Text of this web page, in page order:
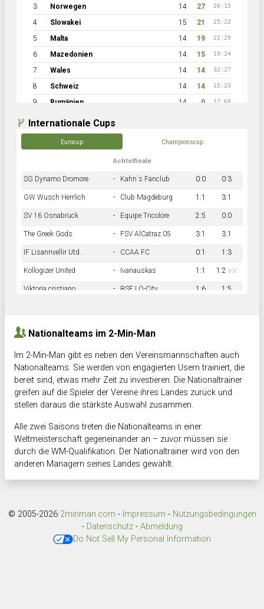
3 Norwegen 14 27 26:15
4 Slowakei 15 21 25:22
5 Malta 14 19 22:29
6 Mazedonien 14 15 19:24
7 Wales 14 14 32:27
8 Schweiz 14 14 15:23
9 Rumänien 14 0 12:60
Internationale Cups
Eurocup Championscup
Achtelfinale
SG Dynamo Dromore - Kahn´s Fanclub 0:0 0:3
GW Wusch Herrlich - Club Magdeburg 1:1 3:1
SV 16 Osnabrück - Equipe Tricolore 2:5 0:0
The Greek Gods - FSV AlCatraz 05 3:1 3:1
IF Lisannvellir Utd. - CCAA FC 0:1 1:3
Kollogizer United - Ivanauskas 1:1 1:2 n.V.
Viktoria cristiano - BSF LO-City 1:6 1:5
Nationalteams im 2-Min-Man
Im 2-Min-Man gibt es neben den Vereinsmannschaften auch
Nationalteams. Sie werden von engagierten Usern trainiert, die
bereit sind, etwas mehr Zeit zu investieren. Die Nationaltrainer
greifen auf die Spieler der Vereine ihres Landes zurück und
stellen daraus die stärkste Auswahl zusammen.
Alle zwei Saisons treten die Nationalteams in einer
Weltmeisterschaft gegeneinander an – zuvor müssen sie
durch die WM-Qualifikation. Der Nationaltrainer wird von den
anderen Managern seines Landes gewählt.
© 2005-2026 2minman.com - Impressum - Nutzungsbedingungen
- Datenschutz- Abmeldung
Do Not Sell My Personal Information